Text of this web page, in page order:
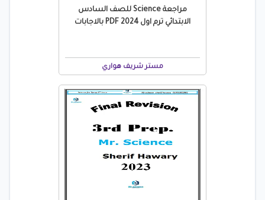
مراجعة Science للصف السادس
الابتدائي ترم اول 2024 PDF بالاجابات
مستر شريف هواري